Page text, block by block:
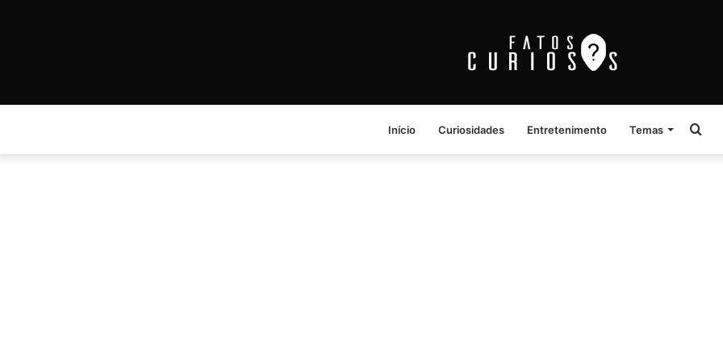
Início Curiosidades Entretenimento Temas